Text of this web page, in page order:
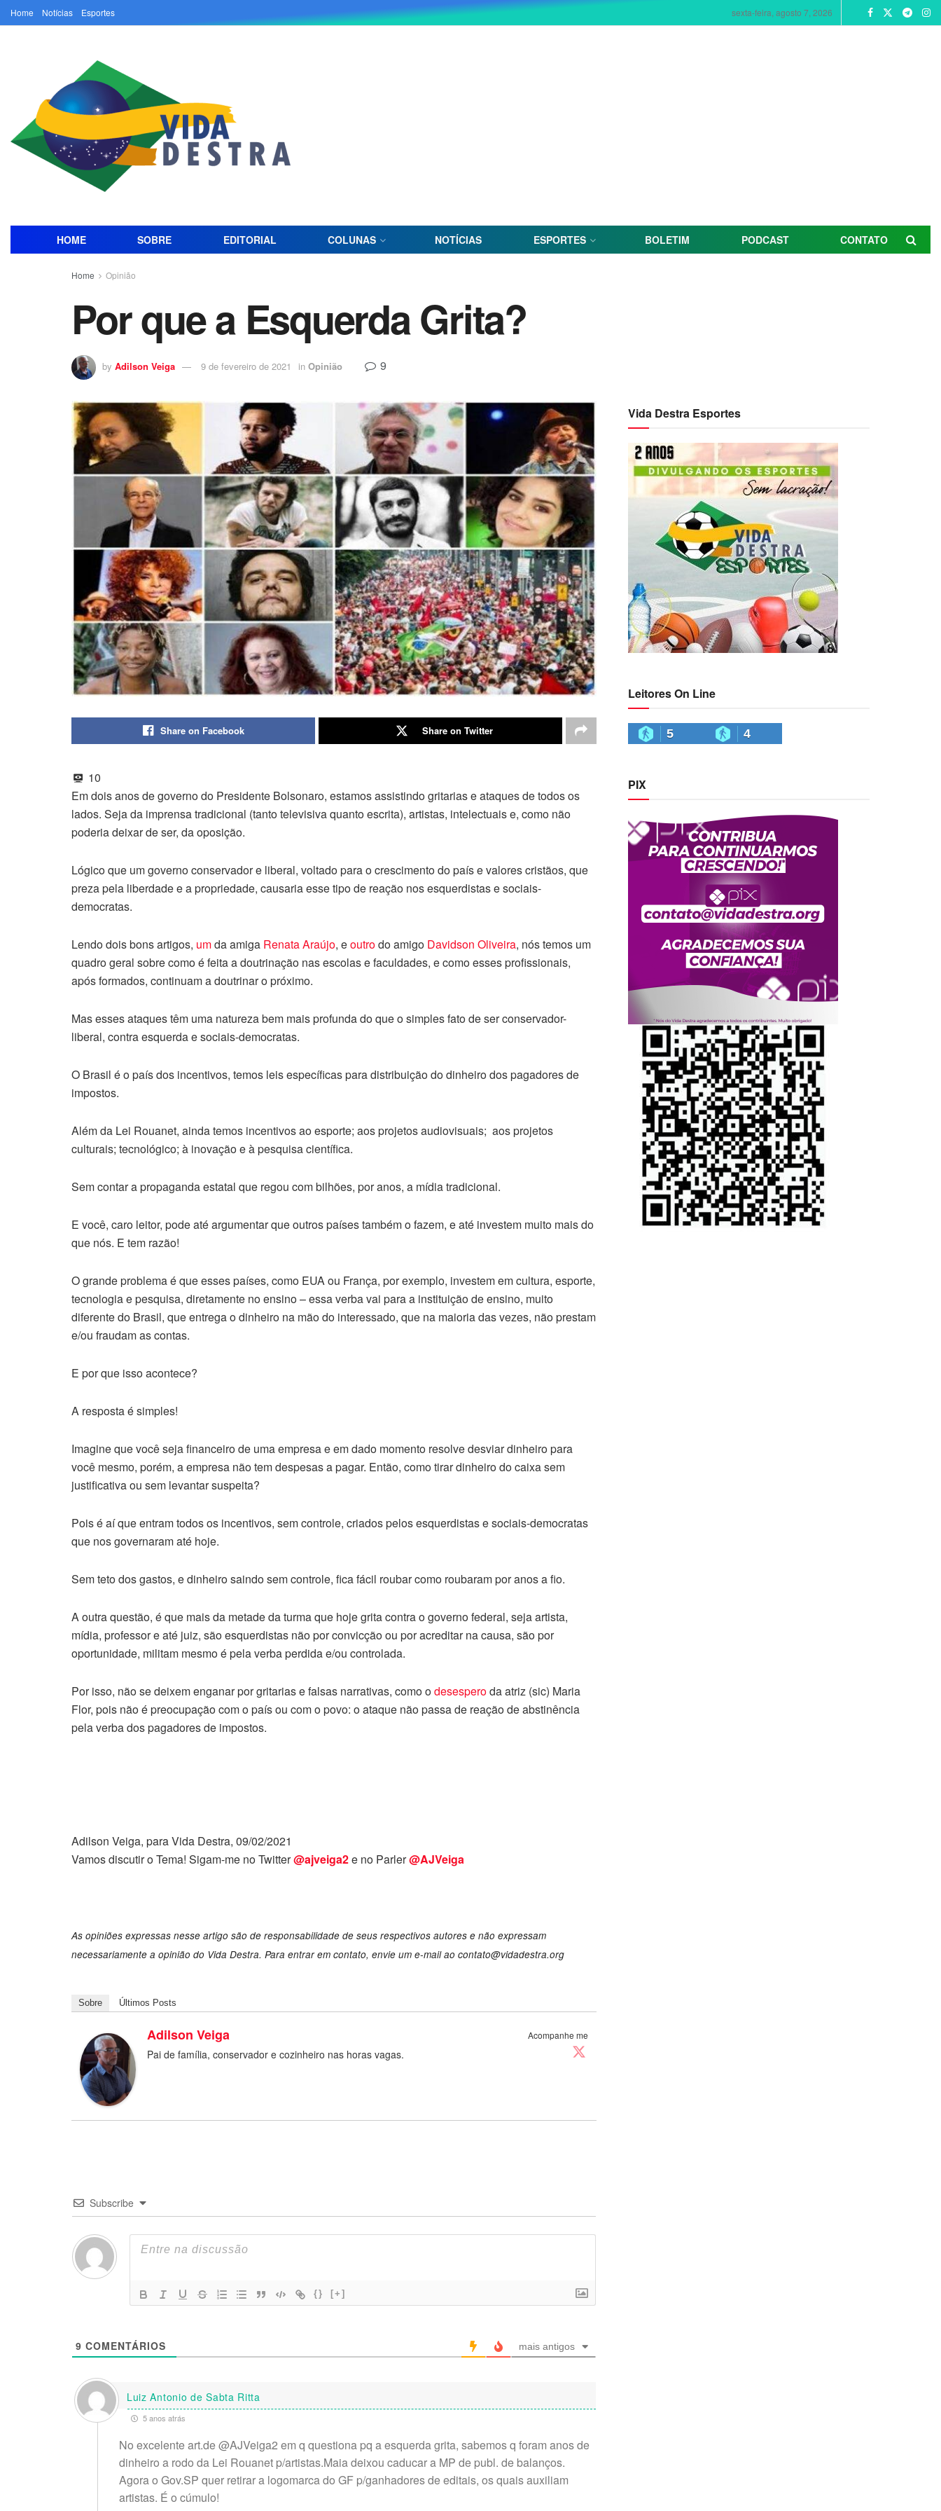
Home Notícias Esportes sexta-feira, agosto 7, 2026
HOME SOBRE EDITORIAL COLUNAS NOTÍCIAS ESPORTES BOLETIM PODCAST CONTATO
Home Opinião
Por que a Esquerda Grita?
by Adilson Veiga 9 de fevereiro de 2021 in Opinião 9
Share on Facebook Share on Twitter
10
Em dois anos de governo do Presidente Bolsonaro, estamos assistindo gritarias e ataques de todos os
lados. Seja da imprensa tradicional (tanto televisiva quanto escrita), artistas, intelectuais e, como não
poderia deixar de ser, da oposição.
Lógico que um governo conservador e liberal, voltado para o crescimento do país e valores cristãos, que
preza pela liberdade e a propriedade, causaria esse tipo de reação nos esquerdistas e sociais-
democratas.
Lendo dois bons artigos, umda amiga Renata Araújo, eoutrodo amigo Davidson Oliveira, nós temos um
quadro geral sobre como é feita a doutrinação nas escolas e faculdades, e como esses profissionais,
após formados, continuam a doutrinar o próximo.
Mas esses ataques têm uma natureza bem mais profunda do que o simples fato de ser conservador-
liberal, contra esquerda e sociais-democratas.
O Brasil é o país dos incentivos, temos leis específicas para distribuição do dinheiro dos pagadores de
impostos.
Além da Lei Rouanet, ainda temos incentivos ao esporte; aos projetos audiovisuais; aos projetos
culturais; tecnológico; à inovação e à pesquisa científica.
Sem contar a propaganda estatal que regou com bilhões, por anos, a mídia tradicional.
E você, caro leitor, pode até argumentar que outros países também o fazem, e até investem muito mais do
que nós. E tem razão!
O grande problema é que esses países, como EUA ou França, por exemplo, investem em cultura, esporte,
tecnologia e pesquisa, diretamente no ensino – essa verba vai para a instituição de ensino, muito
diferente do Brasil, que entrega o dinheiro na mão do interessado, que na maioria das vezes, não prestam
e/ou fraudam as contas.
E por que isso acontece?
A resposta é simples!
Imagine que você seja financeiro de uma empresa e em dado momento resolve desviar dinheiro para
você mesmo, porém, a empresa não tem despesas a pagar. Então, como tirar dinheiro do caixa sem
justificativa ou sem levantar suspeita?
Pois é aí que entram todos os incentivos, sem controle, criados pelos esquerdistas e sociais-democratas
que nos governaram até hoje.
Sem teto dos gastos, e dinheiro saindo sem controle, fica fácil roubar como roubaram por anos a fio.
A outra questão, é que mais da metade da turma que hoje grita contra o governo federal, seja artista,
mídia, professor e até juiz, são esquerdistas não por convicção ou por acreditar na causa, são por
oportunidade, militam mesmo é pela verba perdida e/ou controlada.
Por isso, não se deixem enganar por gritarias e falsas narrativas, como odesesperoda atriz (sic) Maria
Flor, pois não é preocupação com o país ou com o povo: o ataque não passa de reação deabstinência
pela verba dos pagadores de impostos.
Adilson Veiga, para Vida Destra, 09/02/2021
Vamos discutir o Tema! Sigam-me no Twitter@ajveiga2e no Parler@AJVeiga
As opiniões expressas nesse artigo são de responsabilidade de seus respectivos autores e não expressam
necessariamente a opinião do Vida Destra. Para entrar em contato, envie um e-mail ao contato@vidadestra.org
Sobre Últimos Posts
Acompanhe me
Adilson Veiga
Pai de família, conservador e cozinheiro nas horas vagas.
Subscribe
{} [+]
9 COMENTÁRIOS mais antigos
Luiz Antonio de Sabta Ritta
5 anos atrás
No excelente art.de @AJVeiga2 em q questiona pq a esquerda grita, sabemos q foram anos de
dinheiro a rodo da Lei Rouanet p/artistas.Maia deixou caducar a MP de publ. de balanços.
Agora o Gov.SP quer retirar a logomarca do GF p/ganhadores de editais, os quais auxiliam
artistas. É o cúmulo!
Vida Destra Esportes
Leitores On Line
5 4
PIX